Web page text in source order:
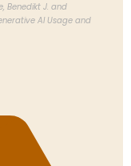
Benedikt J. and
AI Usage and